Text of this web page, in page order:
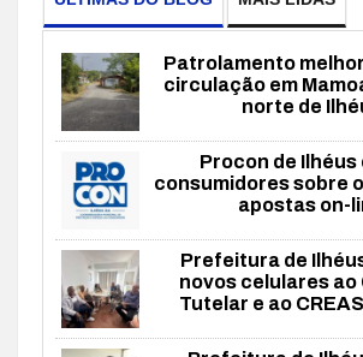
Patrolamento
circulação em
norte de
Procon de
consumidores sobre
apostas on-
Prefeitura de
novos celulares ao
Tutelar e ao